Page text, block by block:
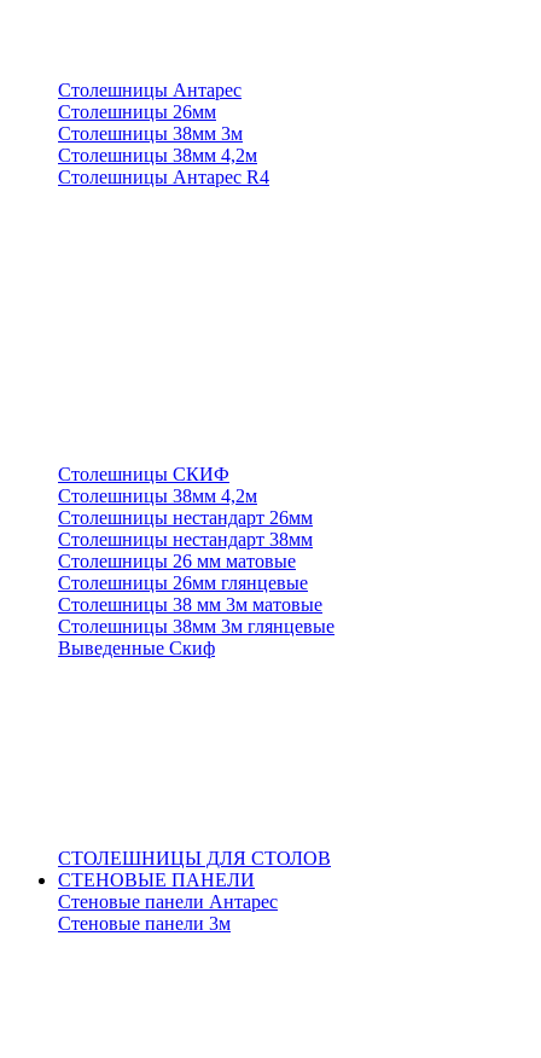
Столешницы Антарес
Столешницы 26мм
Столешницы 38мм 3м
Столешницы 38мм 4,2м
Столешницы Антарес R4
Столешницы СКИФ
Столешницы 38мм 4,2м
Столешницы нестандарт 26мм
Столешницы нестандарт 38мм
Столешницы 26 мм матовые
Столешницы 26мм глянцевые
Столешницы 38 мм 3м матовые
Столешницы 38мм 3м глянцевые
Выведенные Скиф
СТОЛЕШНИЦЫ ДЛЯ СТОЛОВ
СТЕНОВЫЕ ПАНЕЛИ
Стеновые панели Антарес
Стеновые панели 3м